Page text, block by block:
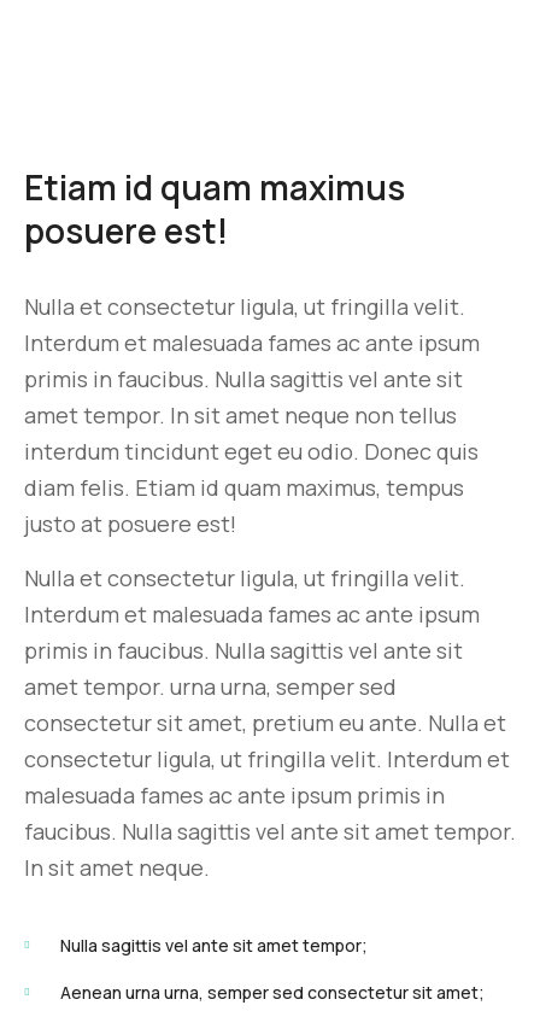
Etiam id quam maximus
posuere est!
Nulla et consectetur ligula, ut fringilla velit.
Interdum et malesuada fames ac ante ipsum
primis in faucibus. Nulla sagittis vel ante sit
amet tempor. In sit amet neque non tellus
interdum tincidunt eget eu odio. Donec quis
diam felis. Etiam id quam maximus, tempus
justo at posuere est!
Nulla et consectetur ligula, ut fringilla velit.
Interdum et malesuada fames ac ante ipsum
primis in faucibus. Nulla sagittis vel ante sit
amet tempor. urna urna, semper sed
consectetur sit amet, pretium eu ante. Nulla et
consectetur ligula, ut fringilla velit. Interdum et
malesuada fames ac ante ipsum primis in
faucibus. Nulla sagittis vel ante sit amet tempor.
In sit amet neque.
Nulla sagittis vel ante sit amet tempor;
Aenean urna urna, semper sed consectetur sit amet;